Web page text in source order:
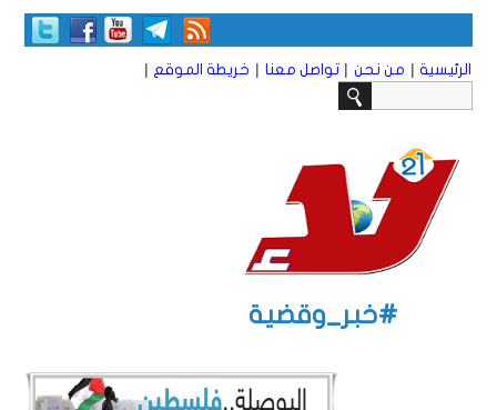
الرئيسية | من نحن | تواصل معنا | خريطة الموقع |
#خبر_وقضية